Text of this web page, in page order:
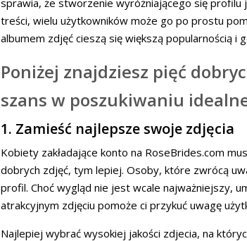
sprawia, że stworzenie wyróżniającego się
treści, wielu użytkowników może go po prostu
albumem zdjęć cieszą się większą popularnością i
Poniżej znajdziesz pięć
szans w poszukiwaniu
1. Zamieść najlepsze swoje zdjęcia
Kobiety zakładające konto na RoseBrides.com
dobrych zdjęć, tym lepiej. Osoby, które zwrócą
profil. Choć wygląd nie jest wcale najważniejszy,
atrakcyjnym zdjęciu pomoże ci przykuć uwagę
Najlepiej wybrać wysokiej jakości zdjecia, na